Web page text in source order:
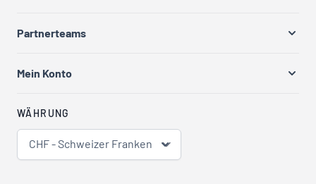
Partnerteams
Mein Konto
WÄHRUNG
CHF - Schweizer Franken